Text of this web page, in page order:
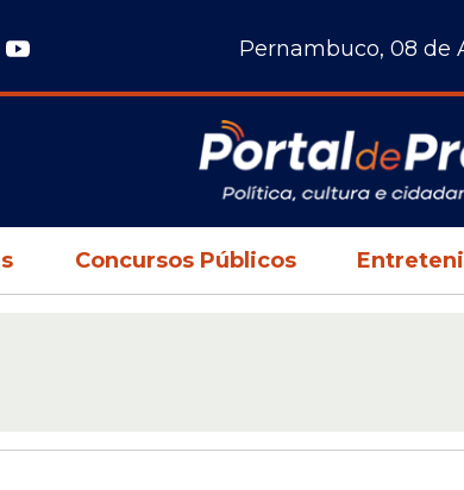
Pernambuco, 08 de
Concursos Públicos